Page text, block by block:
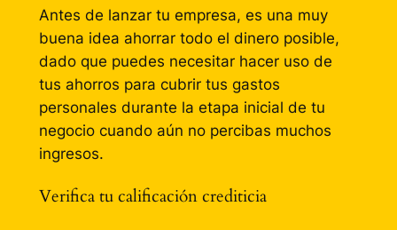
Antes de lanzar tu empresa, es una muy
buena idea ahorrar todo el dinero posible,
dado que puedes necesitar hacer uso de
tus ahorros para cubrir tus gastos
personales durante la etapa inicial de tu
negocio cuando aún no percibas muchos
ingresos.
Verifica tu calificación crediticia